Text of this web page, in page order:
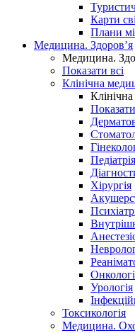
Карти
Плани
Медицина. Здоров’я
Медицина.
Показати всі
Клінічна
Показати
Педіатрія
Хірургія
Урологія
Токсикологія
Медицина.